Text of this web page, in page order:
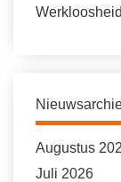
Werkloosheid
Augustus
Juli 2026